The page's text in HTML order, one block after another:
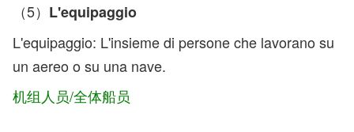
（5） L'equipaggio
L'equipaggio: L'insieme di persone che lavorano su
un aereo o su una nave.
机组人员/全体船员